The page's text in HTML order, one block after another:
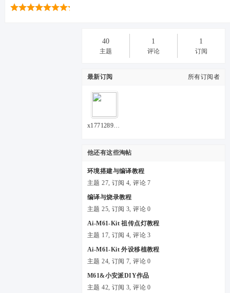
40
主题
1
评论
1
订阅
所有订阅者
最新订阅
x1771289417058
他还有这些淘帖
环境搭建与编译教程
主题 27, 订阅 4, 评论 7
编译与烧录教程
主题 25, 订阅 3, 评论 0
Ai-M61-Kit 祖传点灯教程
主题 17, 订阅 4, 评论 3
Ai-M61-Kit 外设移植教程
主题 24, 订阅 7, 评论 0
M61&小安派DIY作品
主题 42, 订阅 3, 评论 0